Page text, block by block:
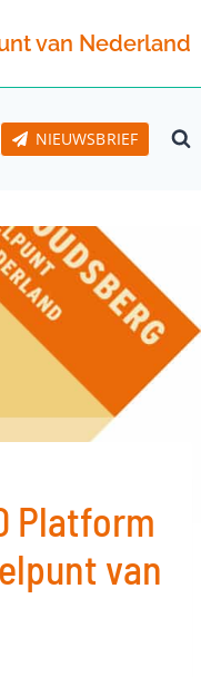
van Nederland
NIEUWSBRIEF
Platform
van